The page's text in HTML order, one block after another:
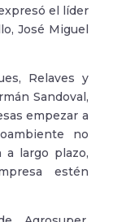
el líder
José Miguel
Relaves y
Sandoval,
empezar a
no
largo plazo,
estén